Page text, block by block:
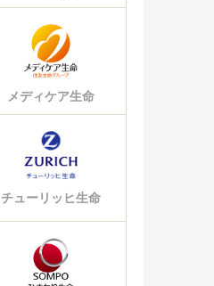
メディケア生命
チューリッヒ生命